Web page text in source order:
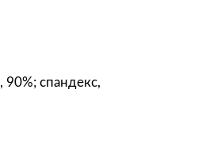
90%; спандекс,